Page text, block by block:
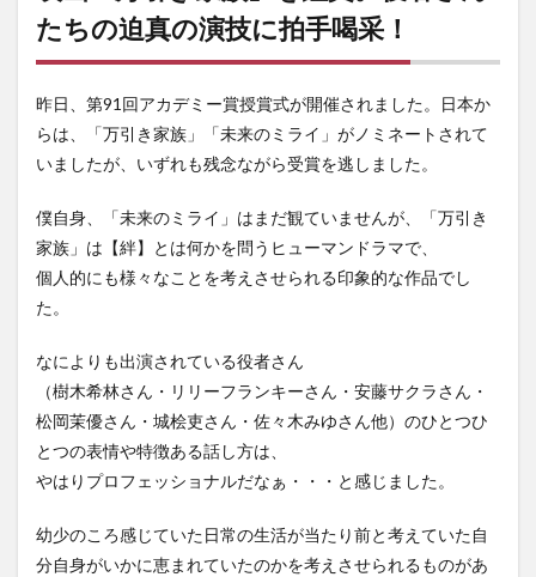
たちの迫真の演技に拍手喝采！
昨日、第91回アカデミー賞授賞式が開催されました。日本か
らは、「万引き家族」「未来のミライ」がノミネートされて
いましたが、いずれも残念ながら受賞を逃しました。
僕自身、「未来のミライ」はまだ観ていませんが、「万引き
家族」は【絆】とは何かを問うヒューマンドラマで、
個人的にも様々なことを考えさせられる印象的な作品でし
た。
なによりも出演されている役者さん
（樹木希林さん・リリーフランキーさん・安藤サクラさん・
松岡茉優さん・城桧吏さん・佐々木みゆさん他）のひとつひ
とつの表情や特徴ある話し方は、
やはりプロフェッショナルだなぁ・・・と感じました。
幼少のころ感じていた日常の生活が当たり前と考えていた自
分自身がいかに恵まれていたのかを考えさせられるものがあ